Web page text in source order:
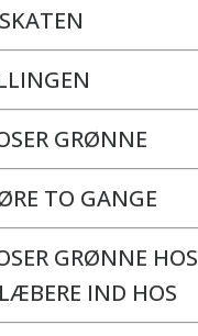
GRØNNE
TO GANGE
GRØNNE HOS
IND HOS